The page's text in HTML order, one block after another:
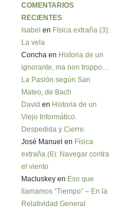
COMENTARIOS
RECIENTES
Isabel en Física extraña (3):
La vela
Concha en Historia de un
ignorante, ma non troppo…
La Pasión según San
Mateo, de Bach
David en Historia de un
Viejo Informático.
Despedida y Cierre.
José Manuel en Física
extraña (6): Navegar contra
el viento
Macluskey en Eso que
llamamos “Tiempo” – En la
Relatividad General